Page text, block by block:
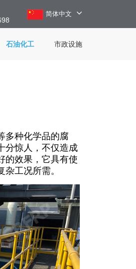
简体中文
石油化工 市政设施
多种化学品的腐
分惊人，不仅造成
的效果，它具有使
工况所需。